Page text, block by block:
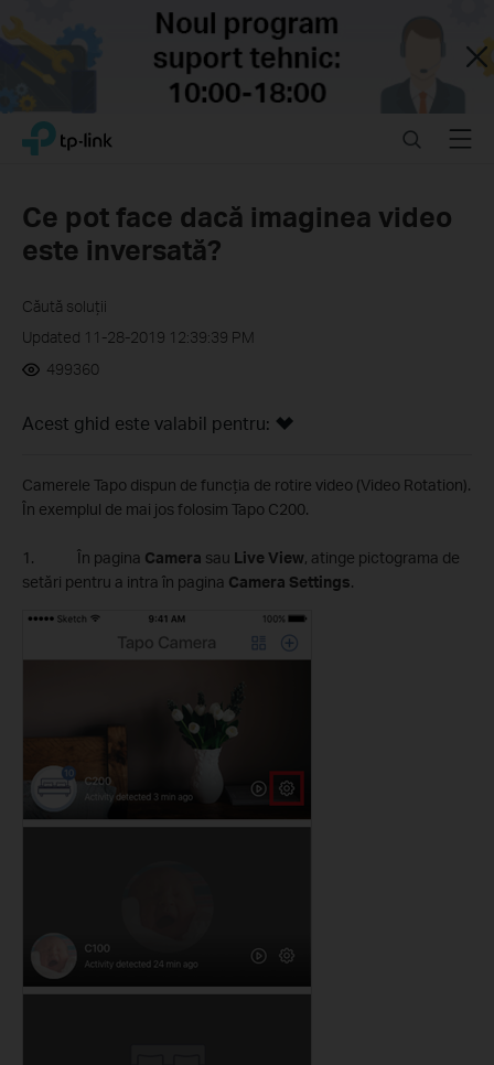
Close
Click
navigation
TP-Link, Reliably Smart SearchMenu
Ce pot face dacă imaginea video
este inversată?
Căută soluții
Updated 11-28-2019 12:39:39 PM
499360
Acest ghid este valabil pentru:
Camerele Tapo dispun de funcția de rotire video (Video Rotation).
În exemplul de mai jos folosim Tapo C200.
1. În pagina Camera sau Live View, atinge pictograma de
setări pentru a intra în pagina Camera Settings.